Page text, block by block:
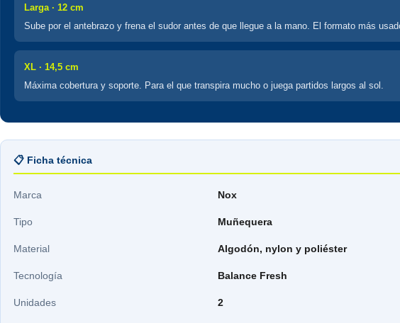
Larga · 12 cm
Sube por el antebrazo y frena el sudor antes de que llegue a la mano. El formato más
XL · 14,5 cm
Máxima cobertura y soporte. Para el que transpira mucho o juega partidos largos al sol.
📋 Ficha técnica
Marca Nox
Tipo Muñequera
Material Algodón, nylon y poliéster
Tecnología Balance Fresh
Unidades 2